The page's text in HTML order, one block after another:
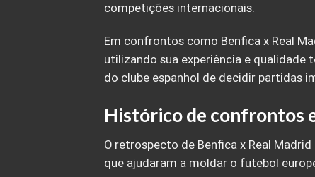
competições internacionais.
Em confrontos como Benfica x Real
utilizando sua experiência e
do clube espanhol de decidir partidas
Histórico de confrontos
O retrospecto de Benfica x Real
que ajudaram a moldar o futebol